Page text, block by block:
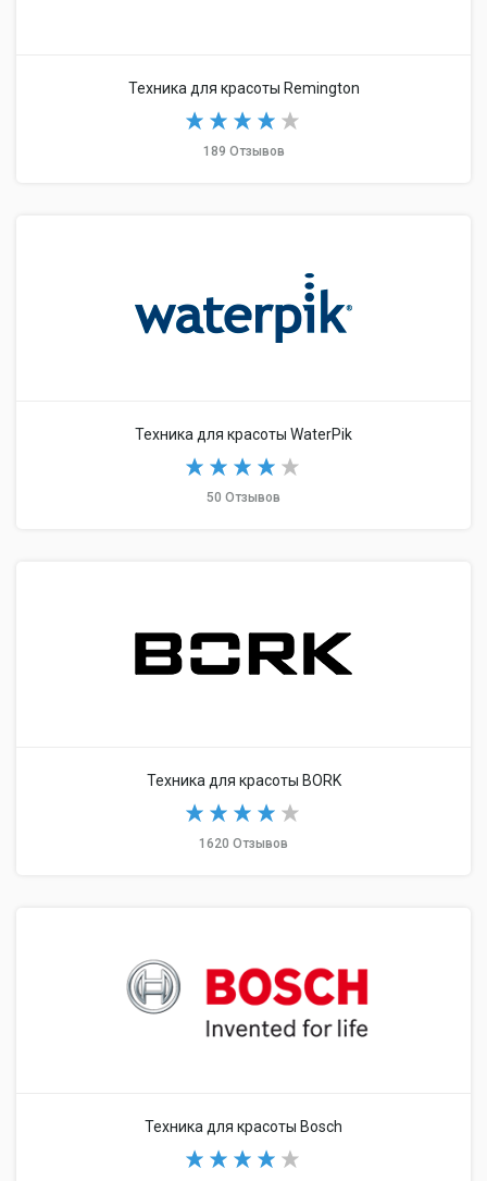
Техника для красоты Remington
189 Отзывов
Техника для красоты WaterPik
50 Отзывов
Техника для красоты BORK
1620 Отзывов
Техника для красоты Bosch